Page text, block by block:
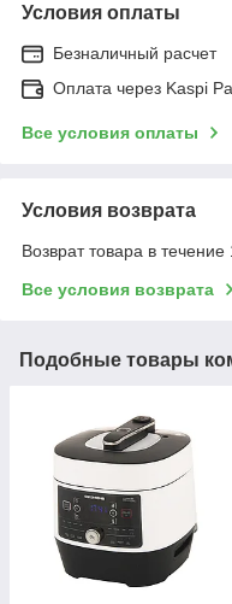
Условия оплаты
Безналичный расчет
Оплата через Kaspi
Все условия оплаты
Условия возврата
Возврат товара в
Все условия возврата
Подобные товары